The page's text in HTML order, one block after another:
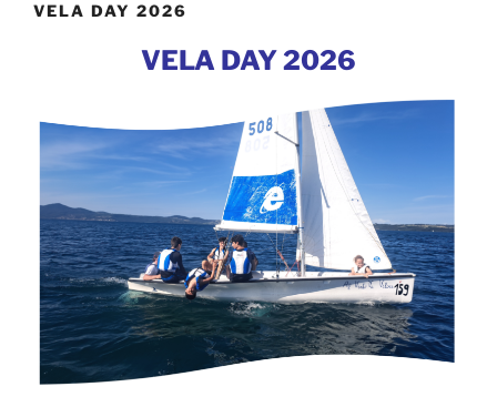
VELA DAY 2026
VELA DAY 2026